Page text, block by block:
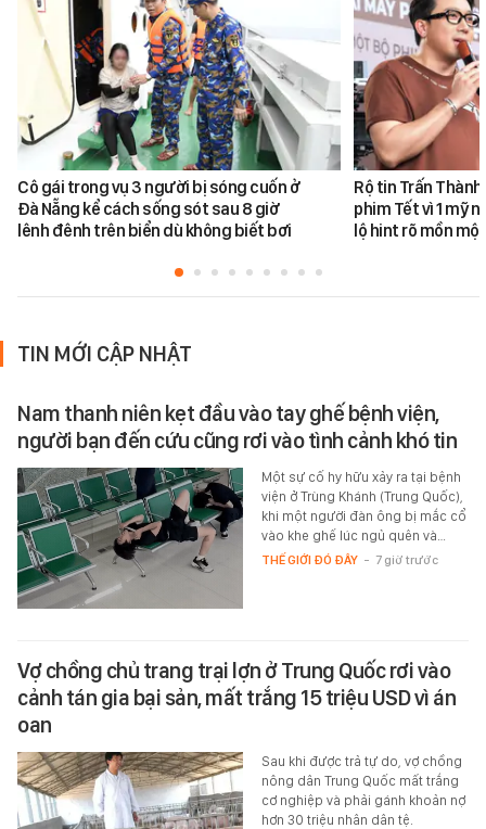
Cô gái trong vụ 3 người bị sóng cuốn ở
Đà Nẵng kể cách sống sót sau 8 giờ
lênh đênh trên biển dù không biết bơi
Rộ tin Trấn
phim Tết vì 1 mỹ
lộ hint rõ mồn
TIN MỚI CẬP NHẬT
Nam thanh niên kẹt đầu vào tay ghế bệnh viện,
người bạn đến cứu cũng rơi vào tình cảnh khó tin
Một sự cố hy hữu xảy ra tại bệnh
viện ở Trùng Khánh (Trung Quốc),
khi một người đàn ông bị mắc cổ
vào khe ghế lúc ngủ quên và…
THẾ GIỚI ĐÓ ĐÂY - 7 giờ trước
Vợ chồng chủ trang trại lợn ở Trung Quốc rơi vào
cảnh tán gia bại sản, mất trắng 15 triệu USD vì án
oan
Sau khi được trả tự do, vợ chồng
nông dân Trung Quốc mất trắng
cơ nghiệp và phải gánh khoản nợ
hơn 30 triệu nhân dân tệ.